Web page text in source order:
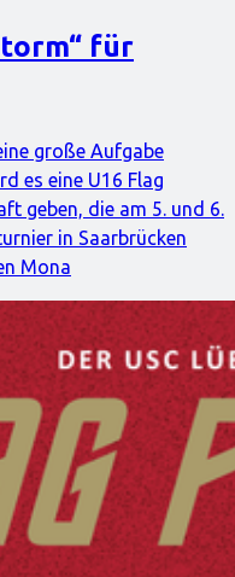
für
große Aufgabe
es eine U16 Flag
geben, die am 5. und 6.
in Saarbrücken
Mona